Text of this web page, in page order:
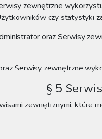
zewnętrzne
czy statystyki
oraz Serwisy
Serwisy zewnętrzne
§ 5
zewnętrznymi, które